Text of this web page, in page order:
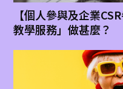
【個人參與及企業
教學服務」做甚麼？